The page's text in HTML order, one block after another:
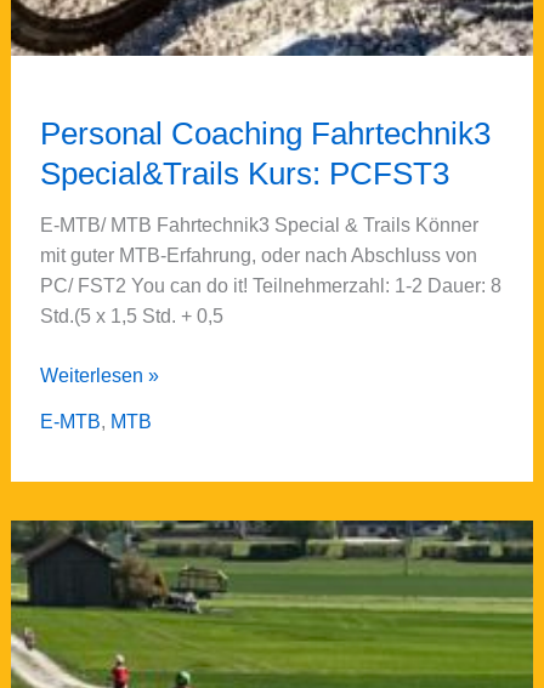
Personal Coaching Fahrtechnik3
Special&Trails Kurs: PCFST3
E-MTB/ MTB Fahrtechnik3 Special & Trails Könner
mit guter MTB-Erfahrung, oder nach Abschluss von
PC/ FST2 You can do it! Teilnehmerzahl: 1-2 Dauer: 8
Std.(5 x 1,5 Std. + 0,5
Personal
Fahrtechnik3
PCFST3
Weiterlesen »
E-MTB, MTB